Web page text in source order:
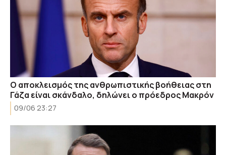
Ο αποκλεισμός της ανθρωπιστικής βοήθειας στη
Γάζα είναι σκάνδαλο, δηλώνει ο πρόεδρος Μακρόν
09/06 23:27